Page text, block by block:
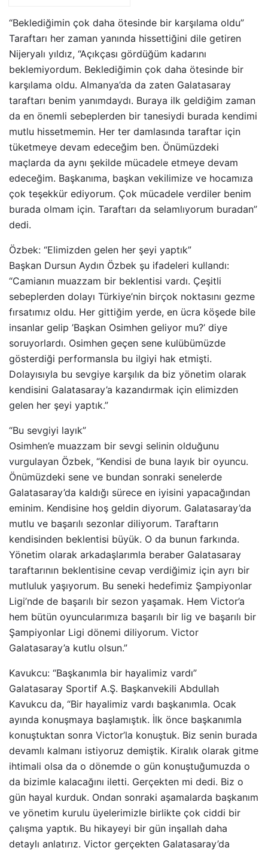
“Beklediğimin çok daha ötesinde bir karşılama oldu”
Taraftarı her zaman yanında hissettiğini dile getiren
Nijeryalı yıldız, “Açıkçası gördüğüm kadarını
beklemiyordum. Beklediğimin çok daha ötesinde bir
karşılama oldu. Almanya’da da zaten Galatasaray
taraftarı benim yanımdaydı. Buraya ilk geldiğim zaman
da en önemli sebeplerden bir tanesiydi burada kendimi
mutlu hissetmemin. Her ter damlasında taraftar için
tüketmeye devam edeceğim ben. Önümüzdeki
maçlarda da aynı şekilde mücadele etmeye devam
edeceğim. Başkanıma, başkan vekilimize ve hocamıza
çok teşekkür ediyorum. Çok mücadele verdiler benim
burada olmam için. Taraftarı da selamlıyorum buradan”
dedi.
Özbek: “Elimizden gelen her şeyi yaptık”
Başkan Dursun Aydın Özbek şu ifadeleri kullandı:
“Camianın muazzam bir beklentisi vardı. Çeşitli
sebeplerden dolayı Türkiye’nin birçok noktasını gezme
fırsatımız oldu. Her gittiğim yerde, en ücra köşede bile
insanlar gelip ’Başkan Osimhen geliyor mu?’ diye
soruyorlardı. Osimhen geçen sene kulübümüzde
gösterdiği performansla bu ilgiyi hak etmişti.
Dolayısıyla bu sevgiye karşılık da biz yönetim olarak
kendisini Galatasaray’a kazandırmak için elimizden
gelen her şeyi yaptık.”
“Bu sevgiyi layık”
Osimhen’e muazzam bir sevgi selinin olduğunu
vurgulayan Özbek, “Kendisi de buna layık bir oyuncu.
Önümüzdeki sene ve bundan sonraki senelerde
Galatasaray’da kaldığı sürece en iyisini yapacağından
eminim. Kendisine hoş geldin diyorum. Galatasaray’da
mutlu ve başarılı sezonlar diliyorum. Taraftarın
kendisinden beklentisi büyük. O da bunun farkında.
Yönetim olarak arkadaşlarımla beraber Galatasaray
taraftarının beklentisine cevap verdiğimiz için ayrı bir
mutluluk yaşıyorum. Bu seneki hedefimiz Şampiyonlar
Ligi’nde de başarılı bir sezon yaşamak. Hem Victor’a
hem bütün oyuncularımıza başarılı bir lig ve başarılı bir
Şampiyonlar Ligi dönemi diliyorum. Victor
Galatasaray’a kutlu olsun.”
Kavukcu: “Başkanımla bir hayalimiz vardı”
Galatasaray Sportif A.Ş. Başkanvekili Abdullah
Kavukcu da, “Bir hayalimiz vardı başkanımla. Ocak
ayında konuşmaya başlamıştık. İlk önce başkanımla
konuştuktan sonra Victor’la konuştuk. Biz senin burada
devamlı kalmanı istiyoruz demiştik. Kiralık olarak gitme
ihtimali olsa da o dönemde o gün konuştuğumuzda o
da bizimle kalacağını iletti. Gerçekten mi dedi. Biz o
gün hayal kurduk. Ondan sonraki aşamalarda başkanım
ve yönetim kurulu üyelerimizle birlikte çok ciddi bir
çalışma yaptık. Bu hikayeyi bir gün inşallah daha
detaylı anlatırız. Victor gerçekten Galatasaray’da